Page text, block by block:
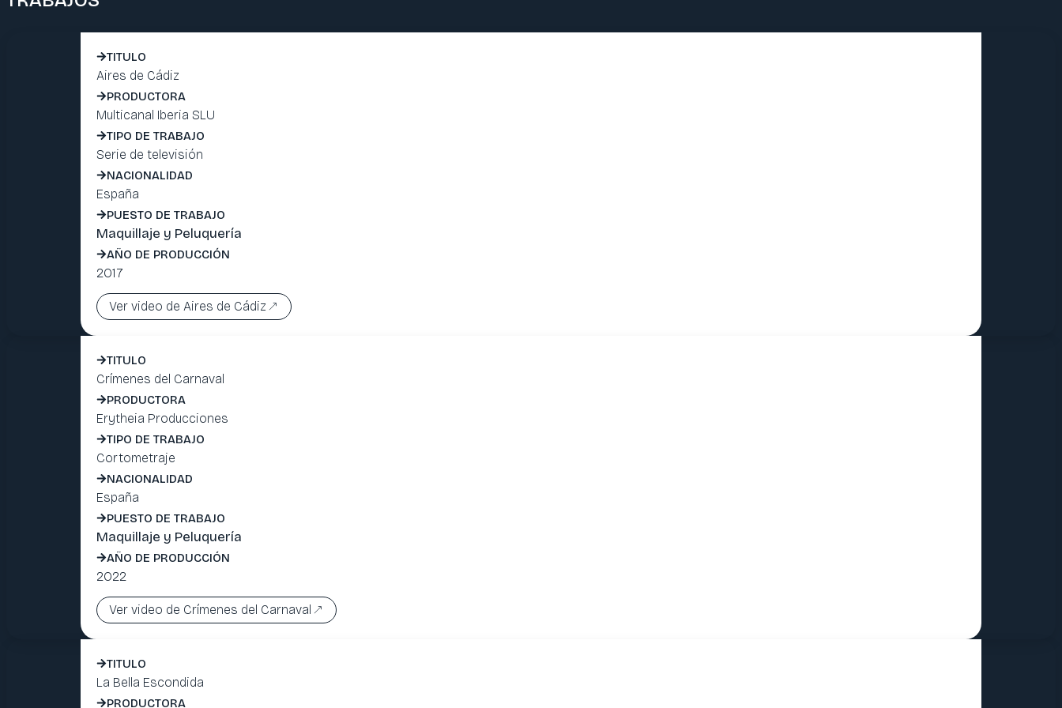
TITULO
Aires de Cádiz
PRODUCTORA
Multicanal Iberia SLU
TIPO DE TRABAJO
Serie de televisión
NACIONALIDAD
España
PUESTO DE TRABAJO
Maquillaje y Peluquería
AÑO DE PRODUCCIÓN
2017
Ver video de Aires de Cádiz
TITULO
Crímenes del Carnaval
PRODUCTORA
Erytheia Producciones
TIPO DE TRABAJO
Cortometraje
NACIONALIDAD
España
PUESTO DE TRABAJO
Maquillaje y Peluquería
AÑO DE PRODUCCIÓN
2022
Ver video de Crímenes del Carnaval
TITULO
La Bella Escondida
PRODUCTORA